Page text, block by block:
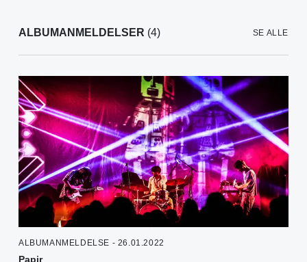
ALBUMANMELDELSER (4) SE ALLE
ALBUMANMELDELSE - 26.01.2022
Papir